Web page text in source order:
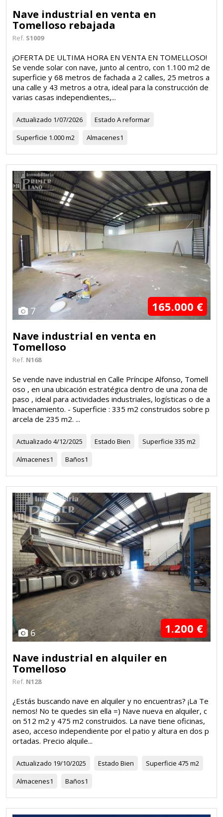
Nave industrial en venta en
Tomelloso rebajada
Ref. S1009
¡OFERTA DE ULTIMA HORA EN VENTA EN TOMELLOSO!
Se vende solar con nave, junto al centro, con 1.100 m2 de
superficie y 68 metros de fachada a 2 calles, 25 metros a
una calle y 43 metros a otra, ideal para la construcción de
varias casas independientes,...
Actualizado 1/07/2026 Estado A reformar
Superficie 1.000 m2 Almacenes1
7 165.000 €
Nave industrial en venta en
Tomelloso
Ref. N168
Se vende nave industrial en Calle Príncipe Alfonso, Tomell
oso , en una ubicación estratégica dentro de una zona de
paso , ideal para actividades industriales, logísticas o de a
lmacenamiento. - Superficie : 335 m2 construidos sobre p
arcela de 235 m2. ...
Actualizado 4/12/2025 Estado Bien Superficie 335 m2
Almacenes1 Baños1
6 1.200 €
Nave industrial en alquiler en
Tomelloso
Ref. N128
¿Estás buscando nave en alquiler y no encuentras? ¡La Te
nemos! No te quedes sin ella =) Nave nueva en alquiler, c
on 512 m2 y 475 m2 construidos. La nave tiene oficinas,
aseo, acceso independiente por el patio y altura en dos p
ortadas. Precio alquile...
Actualizado 19/10/2025 Estado Bien Superficie 475 m2
Almacenes1 Baños1